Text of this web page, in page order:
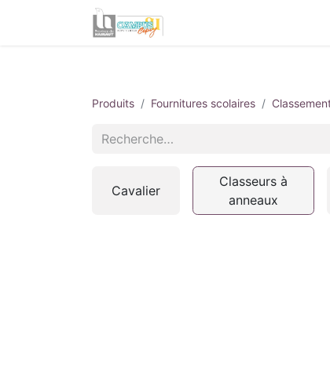
Produits Fournitures scolaires
Cavalier
Classeurs à
anneaux